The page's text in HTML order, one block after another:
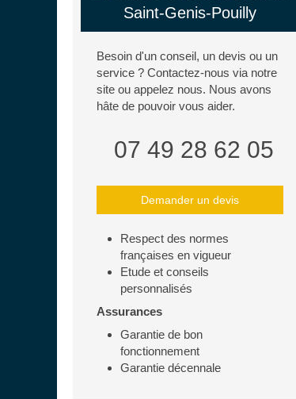
Saint-Genis-Pouilly
Besoin d'un conseil, un devis ou un
service ? Contactez-nous via notre
site ou appelez nous. Nous avons
hâte de pouvoir vous aider.
07 49 28 62 05
Demander un devis
Respect des normes
françaises en vigueur
Etude et conseils
personnalisés
Assurances
Garantie de bon
fonctionnement
Garantie décennale